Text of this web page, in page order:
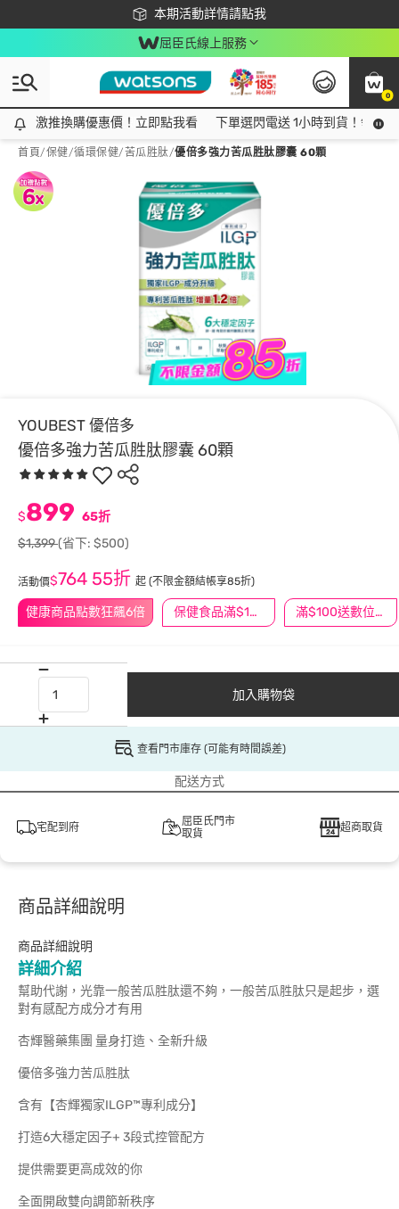
本期活動詳情請點我
下載app最高回饋$350
屈臣氏線上服務
0
激推換購優惠價！立即點我看
激推換購優惠價！立即點我看 下單選閃電送 1小時到貨！領神
首頁/保健/循環保健/苦瓜胜肽/優倍多強力苦瓜胜肽膠囊 60顆
YOUBEST 優倍多
優倍多強力苦瓜胜肽膠囊 60顆
健康商品點數狂飆6倍 保健食品滿$1200送$100 滿$100送數位印花
$899 65折
$1,399(省下: $500)
活動價$764 55折 起 (不限金額結帳享85折)
加入購物袋
查看門市庫存 (可能有時間誤差)
配送方式
宅配到府
屈臣氏門市
取貨
超商取貨
商品詳細說明
商品詳細說明
詳細介紹
幫助代謝，光靠一般苦瓜胜肽還不夠，一般苦瓜胜肽只是起步，選
對有感配方成分才有用
杏輝醫藥集團 量身打造、全新升級
優倍多強力苦瓜胜肽
含有【杏輝獨家ILGP™專利成分】
打造6大穩定因子+ 3段式控管配方
提供需要更高成效的你
全面開啟雙向調節新秩序